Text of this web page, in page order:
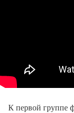
К первой группе